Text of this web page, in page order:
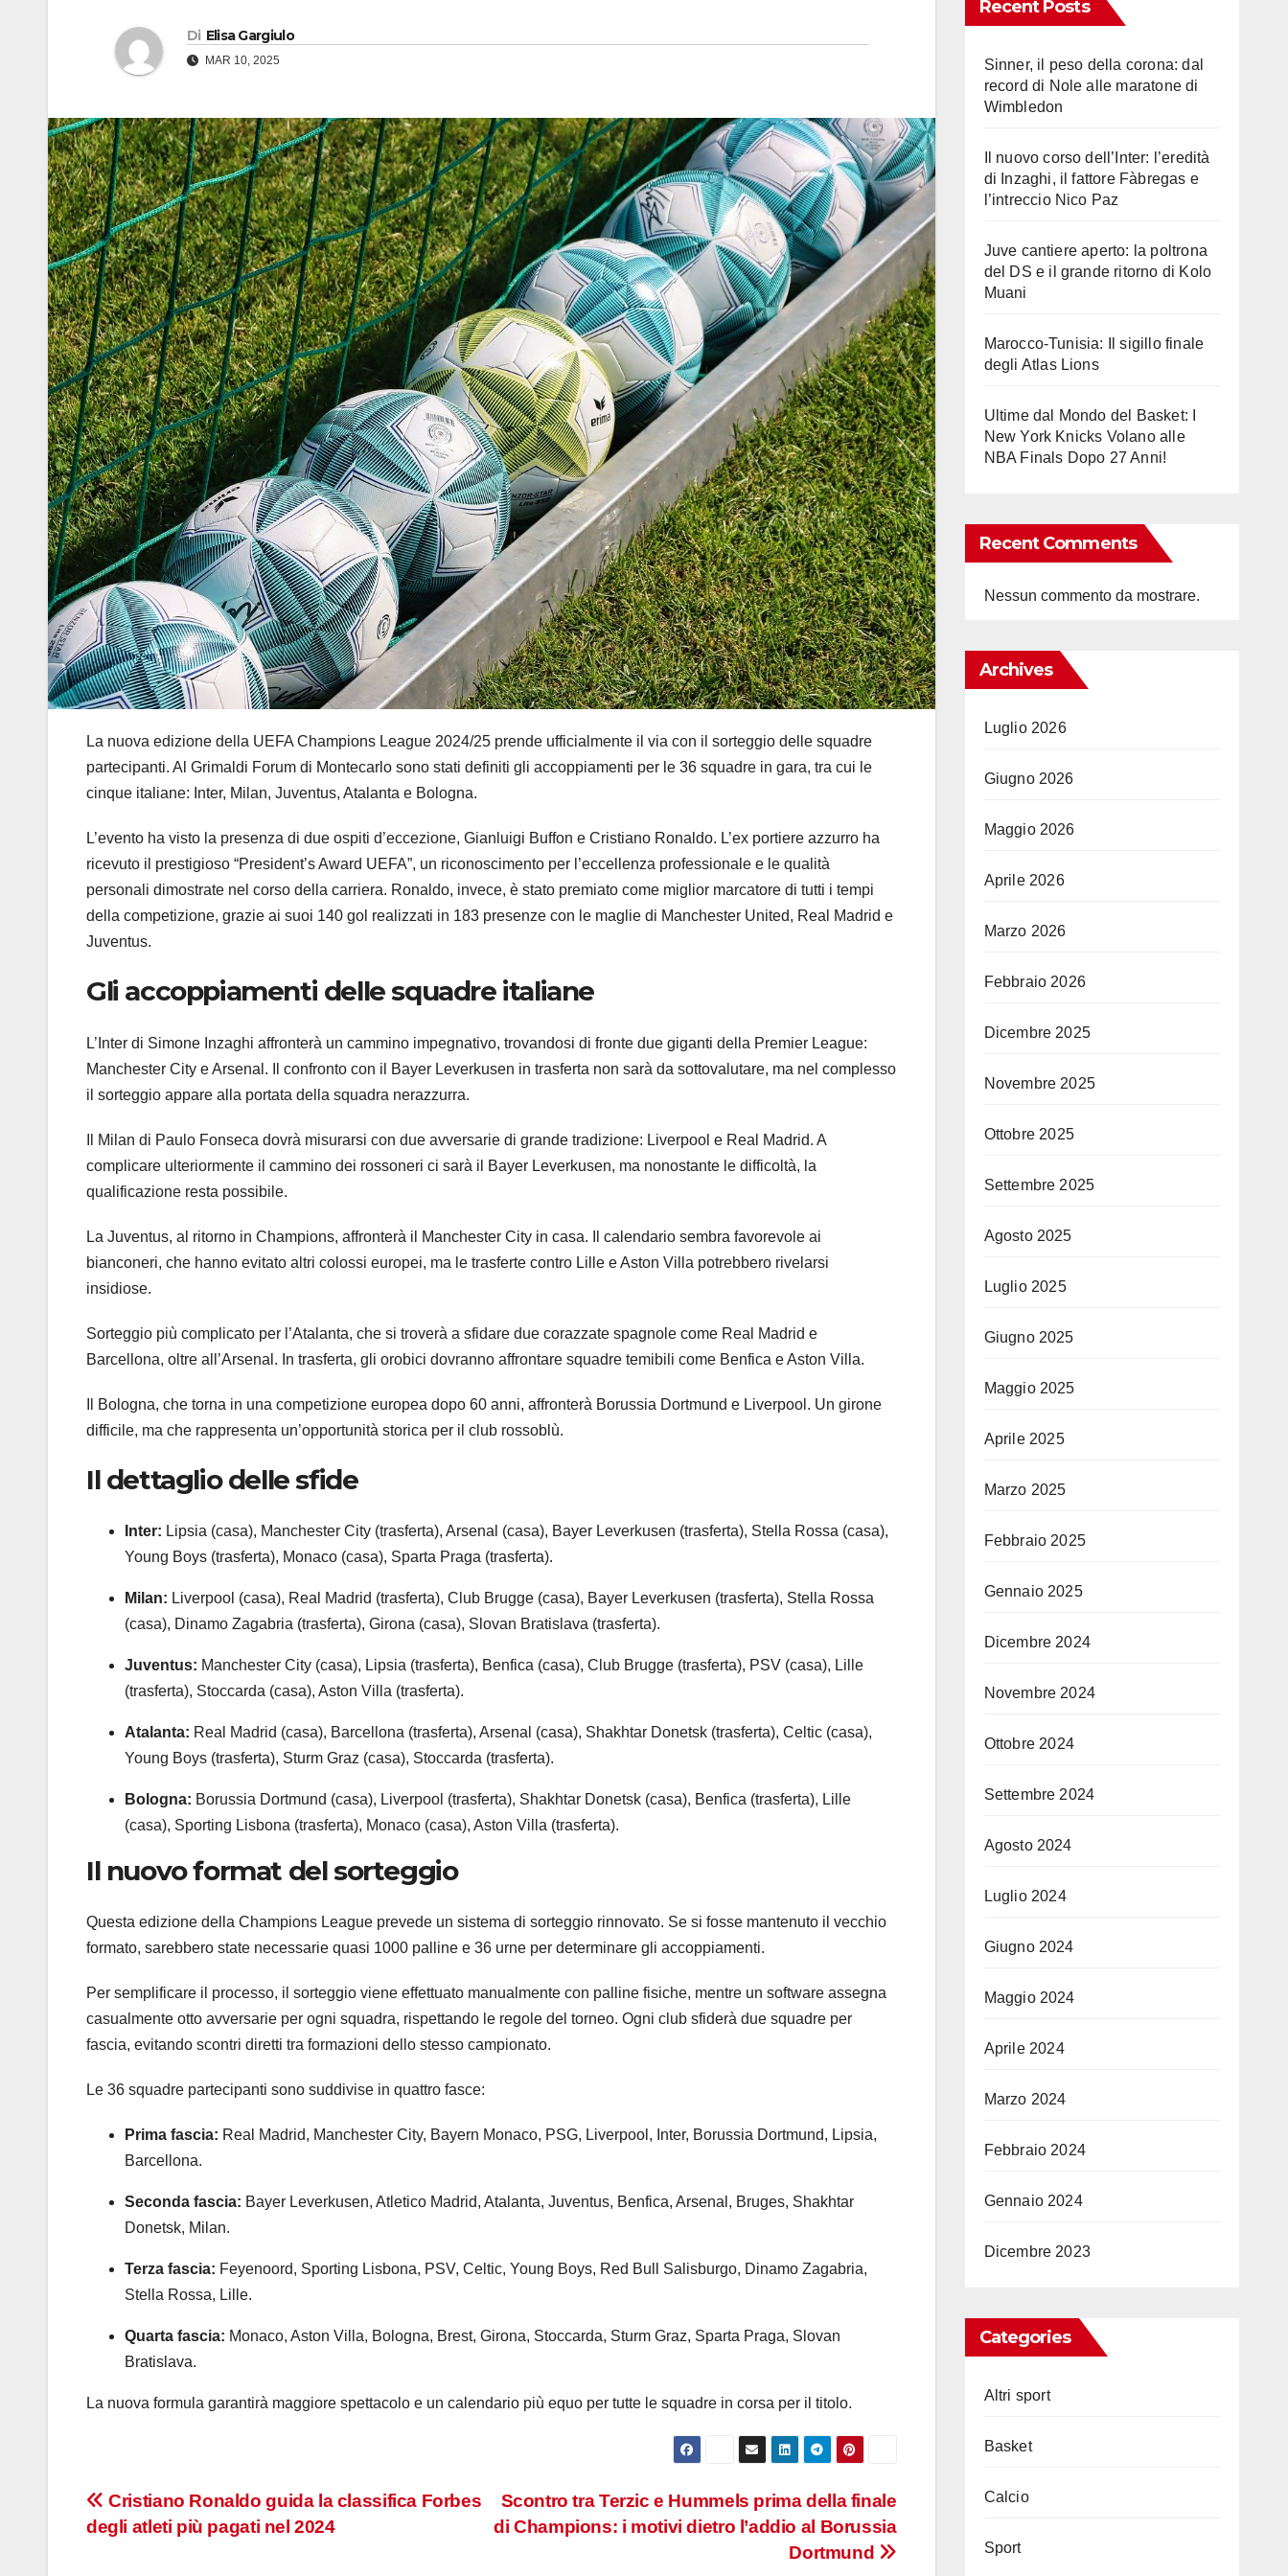
Di Elisa Gargiulo
MAR 10, 2025
La nuova edizione della UEFA Champions League 2024/25 prende ufficialmente il via con il sorteggio delle squadre
partecipanti. Al Grimaldi Forum di Montecarlo sono stati definiti gli accoppiamenti per le 36 squadre in gara, tra cui le
cinque italiane: Inter, Milan, Juventus, Atalanta e Bologna.
L’evento ha visto la presenza di due ospiti d’eccezione, Gianluigi Buffon e Cristiano Ronaldo. L’ex portiere azzurro ha
ricevuto il prestigioso “President’s Award UEFA”, un riconoscimento per l’eccellenza professionale e le qualità
personali dimostrate nel corso della carriera. Ronaldo, invece, è stato premiato come miglior marcatore di tutti i tempi
della competizione, grazie ai suoi 140 gol realizzati in 183 presenze con le maglie di Manchester United, Real Madrid e
Juventus.
Gli accoppiamenti delle squadre italiane
L’Inter di Simone Inzaghi affronterà un cammino impegnativo, trovandosi di fronte due giganti della Premier League:
Manchester City e Arsenal. Il confronto con il Bayer Leverkusen in trasferta non sarà da sottovalutare, ma nel complesso
il sorteggio appare alla portata della squadra nerazzurra.
Il Milan di Paulo Fonseca dovrà misurarsi con due avversarie di grande tradizione: Liverpool e Real Madrid. A
complicare ulteriormente il cammino dei rossoneri ci sarà il Bayer Leverkusen, ma nonostante le difficoltà, la
qualificazione resta possibile.
La Juventus, al ritorno in Champions, affronterà il Manchester City in casa. Il calendario sembra favorevole ai
bianconeri, che hanno evitato altri colossi europei, ma le trasferte contro Lille e Aston Villa potrebbero rivelarsi
insidiose.
Sorteggio più complicato per l’Atalanta, che si troverà a sfidare due corazzate spagnole come Real Madrid e
Barcellona, oltre all’Arsenal. In trasferta, gli orobici dovranno affrontare squadre temibili come Benfica e Aston Villa.
Il Bologna, che torna in una competizione europea dopo 60 anni, affronterà Borussia Dortmund e Liverpool. Un girone
difficile, ma che rappresenta un’opportunità storica per il club rossoblù.
Il dettaglio delle sfide
Inter: Lipsia (casa), Manchester City (trasferta), Arsenal (casa), Bayer Leverkusen (trasferta), Stella Rossa (casa),
Young Boys (trasferta), Monaco (casa), Sparta Praga (trasferta).
Milan: Liverpool (casa), Real Madrid (trasferta), Club Brugge (casa), Bayer Leverkusen (trasferta), Stella Rossa
(casa), Dinamo Zagabria (trasferta), Girona (casa), Slovan Bratislava (trasferta).
Juventus: Manchester City (casa), Lipsia (trasferta), Benfica (casa), Club Brugge (trasferta), PSV (casa), Lille
(trasferta), Stoccarda (casa), Aston Villa (trasferta).
Atalanta: Real Madrid (casa), Barcellona (trasferta), Arsenal (casa), Shakhtar Donetsk (trasferta), Celtic (casa),
Young Boys (trasferta), Sturm Graz (casa), Stoccarda (trasferta).
Bologna: Borussia Dortmund (casa), Liverpool (trasferta), Shakhtar Donetsk (casa), Benfica (trasferta), Lille
(casa), Sporting Lisbona (trasferta), Monaco (casa), Aston Villa (trasferta).
Il nuovo format del sorteggio
Questa edizione della Champions League prevede un sistema di sorteggio rinnovato. Se si fosse mantenuto il vecchio
formato, sarebbero state necessarie quasi 1000 palline e 36 urne per determinare gli accoppiamenti.
Per semplificare il processo, il sorteggio viene effettuato manualmente con palline fisiche, mentre un software assegna
casualmente otto avversarie per ogni squadra, rispettando le regole del torneo. Ogni club sfiderà due squadre per
fascia, evitando scontri diretti tra formazioni dello stesso campionato.
Le 36 squadre partecipanti sono suddivise in quattro fasce:
Prima fascia: Real Madrid, Manchester City, Bayern Monaco, PSG, Liverpool, Inter, Borussia Dortmund, Lipsia,
Barcellona.
Seconda fascia: Bayer Leverkusen, Atletico Madrid, Atalanta, Juventus, Benfica, Arsenal, Bruges, Shakhtar
Donetsk, Milan.
Terza fascia: Feyenoord, Sporting Lisbona, PSV, Celtic, Young Boys, Red Bull Salisburgo, Dinamo Zagabria,
Stella Rossa, Lille.
Quarta fascia: Monaco, Aston Villa, Bologna, Brest, Girona, Stoccarda, Sturm Graz, Sparta Praga, Slovan
Bratislava.
La nuova formula garantirà maggiore spettacolo e un calendario più equo per tutte le squadre in corsa per il titolo.
Navigazione
articoli
Scontro tra Terzic e Hummels prima della finale
di Champions: i motivi dietro l’addio al Borussia
Dortmund
Cristiano Ronaldo guida la classifica Forbes
degli atleti più pagati nel 2024
Recent Posts
Sinner, il peso della corona: dal
record di Nole alle maratone di
Wimbledon
Il nuovo corso dell’Inter: l’eredità
di Inzaghi, il fattore Fàbregas e
l’intreccio Nico Paz
Juve cantiere aperto: la poltrona
del DS e il grande ritorno di Kolo
Muani
Marocco-Tunisia: Il sigillo finale
degli Atlas Lions
Ultime dal Mondo del Basket: I
New York Knicks Volano alle
NBA Finals Dopo 27 Anni!
Recent Comments
Nessun commento da mostrare.
Archives
Luglio 2026
Giugno 2026
Maggio 2026
Aprile 2026
Marzo 2026
Febbraio 2026
Dicembre 2025
Novembre 2025
Ottobre 2025
Settembre 2025
Agosto 2025
Luglio 2025
Giugno 2025
Maggio 2025
Aprile 2025
Marzo 2025
Febbraio 2025
Gennaio 2025
Dicembre 2024
Novembre 2024
Ottobre 2024
Settembre 2024
Agosto 2024
Luglio 2024
Giugno 2024
Maggio 2024
Aprile 2024
Marzo 2024
Febbraio 2024
Gennaio 2024
Dicembre 2023
Categories
Altri sport
Basket
Calcio
Sport